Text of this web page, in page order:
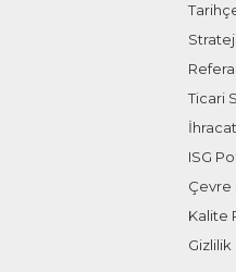
Ticari
ISG
Çevre
Kalite
Gizlilik